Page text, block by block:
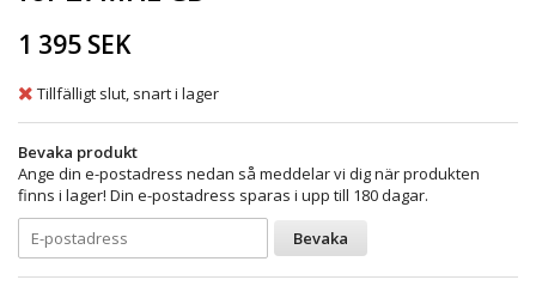
1 395 SEK
Tillfälligt slut, snart i lager
Bevaka produkt
Ange din e-postadress nedan så meddelar vi dig när produkten
finns i lager! Din e-postadress sparas i upp till 180 dagar.
Bevaka